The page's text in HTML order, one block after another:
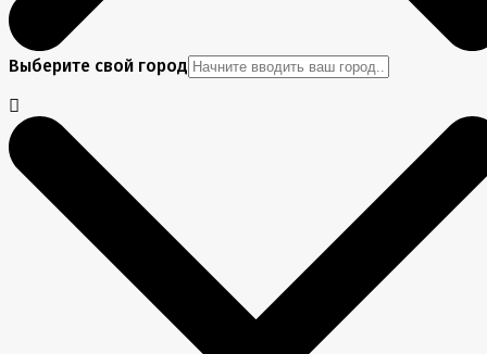
Выберите свой город